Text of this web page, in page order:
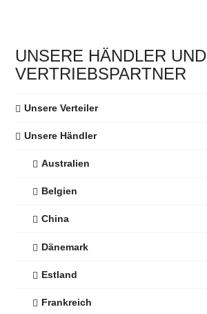
UNSERE HÄNDLER UND
VERTRIEBSPARTNER
Unsere Verteiler
Unsere Händler
Australien
Belgien
China
Dänemark
Estland
Frankreich